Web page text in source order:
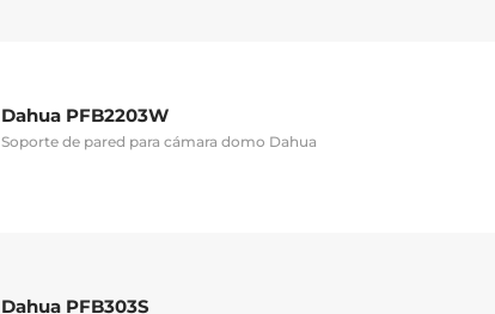
Dahua PFB2203W
Soporte de pared para cámara domo Dahua
Dahua PFB303S